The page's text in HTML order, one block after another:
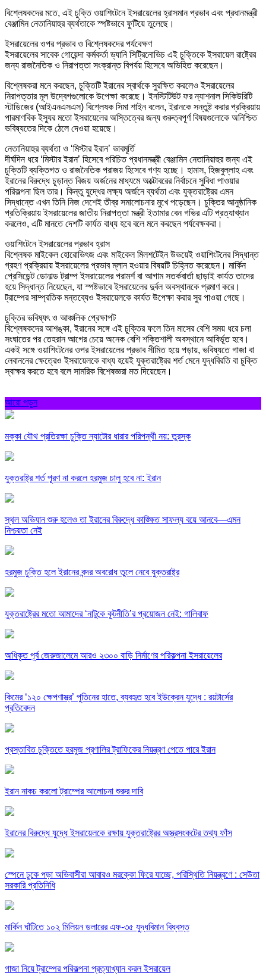
বিশ্লেষকদের মতে, এই চুক্তি ওয়াশিংটনে ইসরায়েলের হ্রাসমান প্রভাব এবং প্রধানমন্ত্রী
বেঞ্জামিন নেতানিয়াহুর ব্যর্থতাকে স্পষ্টভাবে ফুটিয়ে তুলেছে।
ইসরায়েলের ওপর প্রভাব ও বিশ্লেষকদের পর্যবেক্ষণ
ইসরায়েলের সাবেক গোয়েন্দা কর্মকর্তা ড্যানি সিট্রিনোভিচ এই চুক্তিকে ইসরায়েল রাষ্ট্রের
জন্য রাজনৈতিক ও নিরাপত্তা সংক্রান্ত বিপর্যয় হিসেবে অভিহিত করেছেন।
বিশ্লেষকরা মনে করছেন, চুক্তিটি ইরানের স্বার্থকে সুরক্ষিত করলেও ইসরায়েলের
নিরাপত্তার মূল উদ্বেগগুলোকে উপেক্ষা করেছে। ইনস্টিটিউট ফর ন্যাশনাল সিকিউরিটি
স্টাডিজের (আইএনএসএস) বিশ্লেষক সিমা শাইন বলেন, ইরানকে সন্তুষ্ট করার প্রক্রিয়ায়
পারমাণবিক ইস্যুর মতো ইসরায়েলের অস্তিত্বের জন্য গুরুত্বপূর্ণ বিষয়গুলোকে অনিশ্চিত
ভবিষ্যতের দিকে ঠেলে দেওয়া হয়েছে।
নেতানিয়াহুর ব্যর্থতা ও ‘মিস্টার ইরান’ ভাবমূর্তি
দীর্ঘদিন ধরে ‘মিস্টার ইরান’ হিসেবে পরিচিত প্রধানমন্ত্রী বেঞ্জামিন নেতানিয়াহুর জন্য এই
চুক্তিটি ব্যক্তিগত ও রাজনৈতিক পরাজয় হিসেবে গণ্য হচ্ছে। হামাস, হিজবুল্লাহ এবং
ইরানের বিরুদ্ধে চূড়ান্ত বিজয় অর্জনের মাধ্যমে অক্টোবরের নির্বাচনে সুবিধা পাওয়ার
পরিকল্পনা ছিল তার। কিন্তু যুদ্ধের লক্ষ্য অর্জনে ব্যর্থতা এবং যুক্তরাষ্ট্রের এমন
সিদ্ধান্তে এখন তিনি নিজ দেশেই তীব্র সমালোচনার মুখে পড়েছেন। চুক্তির আনুষ্ঠানিক
প্রতিক্রিয়ায় ইসরায়েলের জাতীয় নিরাপত্তা মন্ত্রী ইতামার বেন গভির এটি প্রত্যাখ্যান
করলেও, এটি মানতে দেশটি কার্যত বাধ্য হবে বলে মনে করছেন পর্যবেক্ষকরা।
ওয়াশিংটনে ইসরায়েলের প্রভাব হ্রাস
বিশ্লেষক মাইকেল হোরোভিৎজ এবং মাইকেল মিলশটেইন উভয়েই ওয়াশিংটনের সিদ্ধান্ত
গ্রহণ প্রক্রিয়ায় ইসরায়েলের প্রভাব ম্লান হওয়ার বিষয়টি চিহ্নিত করেছেন। মার্কিন
প্রেসিডেন্ট ডোনাল্ড ট্রাম্প ইসরায়েলের পরামর্শ বা আগাম সতর্কবার্তা ছাড়াই কার্যত তাদের
হয়ে সিদ্ধান্ত নিয়েছেন, যা স্পষ্টভাবে ইসরায়েলের দুর্বল অবস্থানকে প্রমাণ করে।
ট্রাম্পের সাম্প্রতিক মন্তব্যেও ইসরায়েলকে কার্যত উপেক্ষা করার সুর পাওয়া গেছে।
চুক্তির ভবিষ্যৎ ও আঞ্চলিক প্রেক্ষাপট
বিশ্লেষকদের আশঙ্কা, ইরানের সঙ্গে এই চুক্তির ফলে তিন মাসের বেশি সময় ধরে চলা
সংঘাতের পর তেহরান আগের চেয়ে অনেক বেশি শক্তিশালী অবস্থানে আবির্ভূত হবে।
একই সঙ্গে ওয়াশিংটনের ওপর ইসরায়েলের প্রভাব সীমিত হয়ে পড়ায়, ভবিষ্যতে গাজা বা
লেবাননের ক্ষেত্রেও ইসরায়েলকে বাধ্য হয়েই যুক্তরাষ্ট্রের শর্ত মেনে যুদ্ধবিরতি বা চুক্তি
স্বাক্ষর করতে হবে বলে সামরিক বিশেষজ্ঞরা মত দিয়েছেন।
আরো পড়ুন
মক্কা যৌথ প্রতিরক্ষা চুক্তি ন্যাটোর ধারার পরিপন্থী নয়: তুরস্ক
যুক্তরাষ্ট্র শর্ত পূরণ না করলে হরমুজ চালু হবে না: ইরান
স্থল অভিযান শুরু হলেও তা ইরানের বিরুদ্ধে কাঙ্ক্ষিত সাফল্য বয়ে আনবে—এমন
নিশ্চয়তা নেই
হরমুজ চুক্তি হলে ইরানের বন্দর অবরোধ তুলে নেবে যুক্তরাষ্ট্র
যুক্তরাষ্ট্রের মতো আমাদের ‘নাটুকে কূটনীতি’র প্রয়োজন নেই: গালিবাফ
অধিকৃত পূর্ব জেরুজালেমে আরও ২৩০০ বাড়ি নির্মাণের পরিকল্পনা ইসরায়েলের
কিমের ‘১২০ ক্ষেপণাস্ত্র’ পুতিনের হাতে, ব্যবহৃত হবে ইউক্রেন যুদ্ধে : রয়টার্সের
প্রতিবেদন
প্রস্তাবিত চুক্তিতে হরমুজ প্রণালির ট্রাফিকের নিয়ন্ত্রণ পেতে পারে ইরান
ইরান নাকচ করলো ট্রাম্পের আলোচনা শুরুর দাবি
ইরানের বিরুদ্ধে যুদ্ধে ইসরায়েলকে রক্ষায় যুক্তরাষ্ট্রের অস্ত্রসংকটের তথ্য ফাঁস
স্পেনে ঢুকে পড়া অভিবাসীরা আবারও মরক্কো ফিরে যাচ্ছে, পরিস্থিতি নিয়ন্ত্রণে : সেউতা
সরকারি প্রতিনিধি
মার্কিন ঘাঁটিতে ১০২ মিলিয়ন ডলারের এফ-৩৫ যুদ্ধবিমান বিধ্বস্ত
গাজা নিয়ে ট্রাম্পের পরিকল্পনা প্রত্যাখ্যান করল ইসরায়েল